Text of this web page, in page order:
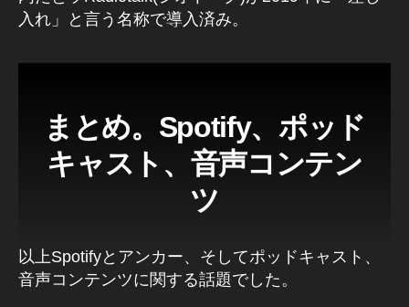
入れ」と言う名称で導入済み。
まとめ。Spotify、ポッド
キャスト、音声コンテン
ツ
以上Spotifyとアンカー、そしてポッドキャスト、
音声コンテンツに関する話題でした。
カ
オ
oti
fy